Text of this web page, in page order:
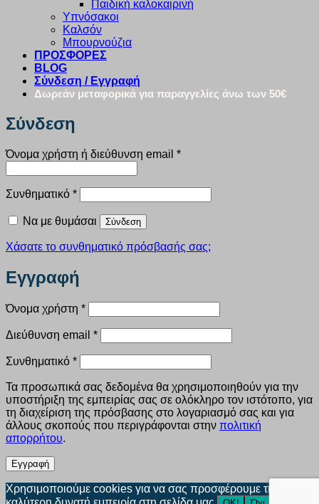
Παιδική καλοκαιρινή
Υπνόσακοι
Καλσόν
Μπουρνούζια
ΠΡΟΣΦΟΡΕΣ
BLOG
Σύνδεση / Εγγραφή
Δωρεάν μεταφορικά για παραγγελίες άνω των 50€
Σύνδεση
Όνομα χρήστη ή διεύθυνση email *Απαιτείται
Συνθηματικό *Απαιτείται
Να με θυμάσαι Σύνδεση
Χάσατε το συνθηματικό πρόσβασής σας;
Εγγραφή
Όνομα χρήστη *Απαιτείται
Διεύθυνση email *Απαιτείται
Συνθηματικό *Απαιτείται
Τα προσωπικά σας δεδομένα θα χρησιμοποιηθούν για την
υποστήριξη της εμπειρίας σας σε ολόκληρο τον ιστότοπο, για
τη διαχείριση της πρόσβασης στο λογαριασμό σας και για
άλλους σκοπούς που περιγράφονται στην πολιτική
απορρήτου.
Εγγραφή
Χρησιμοποιούμε cookies για να σας προσφέρουμε την